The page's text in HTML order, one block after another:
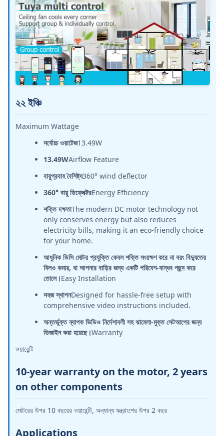
২২ ইঞ্চি
Maximum Wattage
সর্বোচ্চ ওয়াটেজ13.49W
13.49WAirflow Feature
বায়ুপ্রবাহ বৈশিষ্ট্য360° wind deflector
360° বায়ু ডিফ্লেক্টরEnergy Efficiency
শক্তি দক্ষতাThe modern DC motor technology not
only conserves energy but also reduces
electricity bills, making it an eco-friendly choice
for your home.
আধুনিক ডিসি মোটর প্রযুক্তি কেবল শক্তি সংরক্ষণ করে না বরং বিদ্যুতের
বিলও কমায়, যা আপনার বাড়ির জন্য একটি পরিবেশ-বান্ধব পছন্দ করে
তোলে।Easy Installation
সহজ স্থাপনDesigned for hassle-free setup with
comprehensive video instructions included.
অন্তর্ভুক্ত ব্যাপক ভিডিও নির্দেশাবলী সহ ঝামেলা-মুক্ত সেটআপের জন্য
ডিজাইন করা হয়েছে।Warranty
ওয়ারেন্টি
10-year warranty on the motor, 2 years
on other components
মোটরের উপর 10 বছরের ওয়ারেন্টি, অন্যান্য যন্ত্রাংশের উপর 2 বছর
Applications